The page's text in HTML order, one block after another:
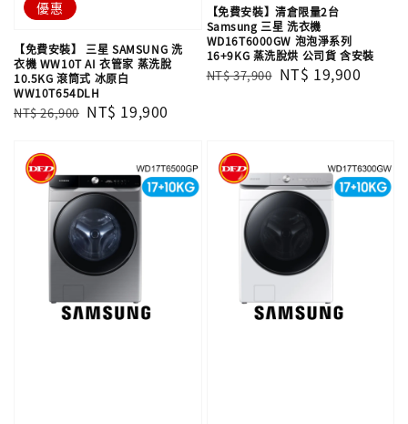
優惠
【免費安裝】 三星 SAMSUNG 洗
衣機 WW10T AI 衣管家 蒸洗脫
10.5KG 滾筒式 冰原白
WW10T654DLH
Regular
NT$ 26,900 Sale
NT$ 19,900
【免費安裝】清倉限量2台
Samsung 三星 洗衣機
WD16T6000GW 泡泡淨系列
16+9KG 蒸洗脫烘 公司貨 含安裝
Regular
NT$ 37,900 Sale
NT$ 19,900